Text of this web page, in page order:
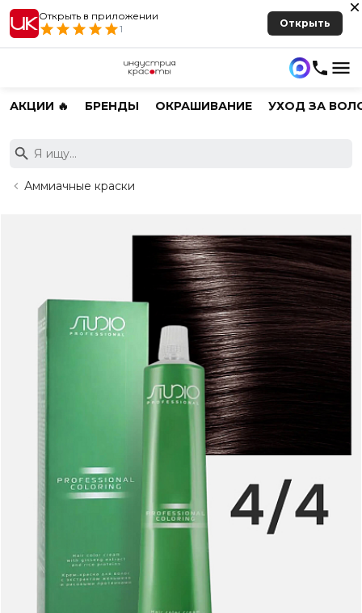
Открыть в приложении
1
Открыть
АКЦИИ 🔥 БРЕНДЫ ОКРАШИВАНИЕ УХОД ЗА
Аммиачные краски